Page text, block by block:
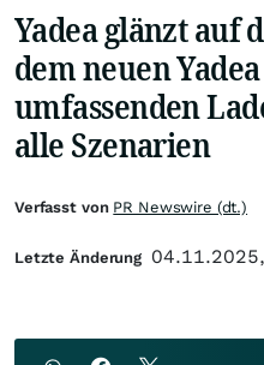
Yadea glänzt auf
dem neuen
umfassenden
alle Szenarien
Verfasst von PR Newswire (dt.)
Letzte Änderung